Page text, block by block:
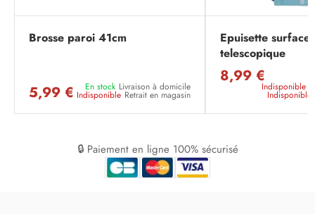
Brosse paroi 41cm
5,99 € En stock Livraison à domicile
Indisponible Retrait en magasin
Epuisette surface
telescopique
8,99 €
Indisponible
Indisponible
🔒 Paiement en ligne 100% sécurisé